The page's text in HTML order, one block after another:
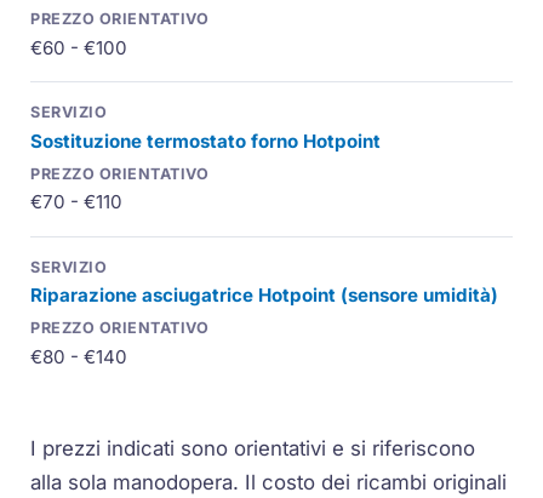
€60 - €100
Sostituzione termostato forno Hotpoint
€70 - €110
Riparazione asciugatrice Hotpoint (sensore umidità)
€80 - €140
I prezzi indicati sono orientativi e si riferiscono
alla sola manodopera. Il costo dei ricambi originali